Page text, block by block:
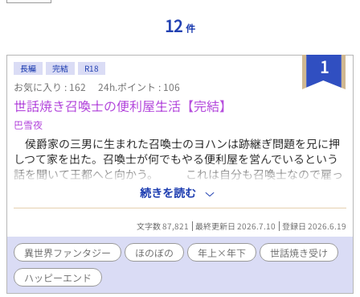
12 件
1
長編 完結 R18
お気に入り : 162 24h.ポイント : 106
世話焼き召喚士の便利屋生活【完結】
巴雪夜
侯爵家の三男に生まれた召喚士のヨハンは跡継ぎ問題を兄に押
しつて家を出た。召喚士が何でもやる便利屋を営んでいるという
話を聞いて王都へと向かう。 これは自分も召喚士なので雇っ
てもらえないだろうかと便利屋へ向かえば、店主は名高い召喚士
ジークフリートだった。「人手は欲しかったしいいぞ」と軽い感
じで雇われたヨハンは、彼のあまりのだらしなさ（家事スキル全
般アウト）に世話を焼いてしまう。 ジークフリートの世話を焼
きながら便利屋として働いていくうちに何故か、嫁として定着し
ていってしまい―― だらしない天才召喚士×世話焼き召喚士の
年上×年下BL ※R18シーンはラストまでありません。
続きを読む
文字数 87,821 最終更新日 2026.7.10 登録日 2026.6.19
異世界ファンタジー ほのぼの 年上×年下
世話焼き受け
ハッピーエンド